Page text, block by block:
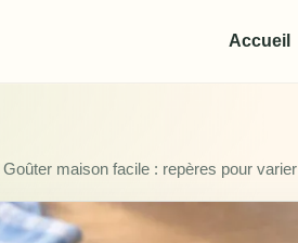
Accueil
Goûter maison facile : repères pour varier